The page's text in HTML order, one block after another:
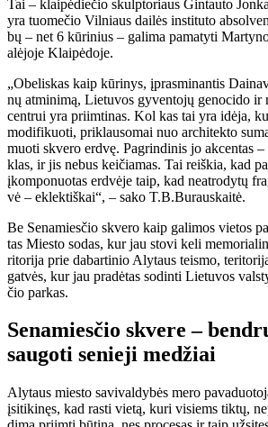
Tai – klai­pė­die­čio skulp­to­riaus Gin­tau­to
yra tuo­me­čio Vil­niaus dai­lės ins­ti­tu­to
bų – net 6 kū­ri­nius – ga­li­ma pa­ma­ty­ti
alė­jo­je Klai­pė­do­je.
„Obe­lis­kas kaip kū­ri­nys, įpras­mi­nan­tis
nų at­mi­ni­mą, Lie­tu­vos gy­ven­to­jų ge­no­ci­do ir
cen­trui yra pri­im­ti­nas. Kol kas tai yra idė­ja,
mo­di­fi­kuo­ti, pri­klau­so­mai nuo ar­chi­tek­to
muo­ti skve­ro erd­vę. Pa­grin­di­nis jo ak­cen­tas
klas, ir jis ne­bus kei­čia­mas. Tai reiš­kia, kad
įkom­po­nuo­tas erd­vė­je taip, kad ne­at­ro­dy­tų
vė – ek­lek­tiš­kai“, – sa­ko T.B.Bu­raus­kai­tė.
Be Se­na­mies­čio skve­ro kaip ga­li­mos vie­tos
tas Mies­to so­das, kur jau sto­vi ke­li
ri­to­ri­ja prie da­bar­ti­nio Aly­taus teis­mo,
gat­vės, kur jau pra­dė­tas so­din­ti Lie­tu­vos
čio par­kas.
Se­na­mies­čio skve­re –
sau­go­ti se­nie­ji me­džiai
Aly­taus mies­to sa­vi­val­dy­bės me­ro
įsi­ti­ki­nęs, kad ras­ti vie­tą, ku­ri vi­siems tik­tų,